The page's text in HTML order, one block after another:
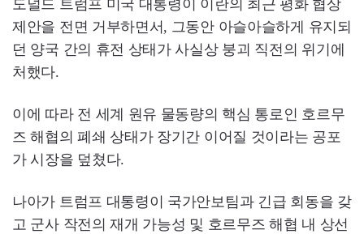
도널드 트럼프 미국 대통령이 이란의 최근 평화 협상
제안을 전면 거부하면서, 그동안 아슬아슬하게 유지되
던 양국 간의 휴전 상태가 사실상 붕괴 직전의 위기에
처했다.
이에 따라 전 세계 원유 물동량의 핵심 통로인 호르무
즈 해협의 폐쇄 상태가 장기간 이어질 것이라는 공포
가 시장을 덮쳤다.
나아가 트럼프 대통령이 국가안보팀과 긴급 회동을 갖
고 군사 작전의 재개 가능성 및 호르무즈 해협 내 상선